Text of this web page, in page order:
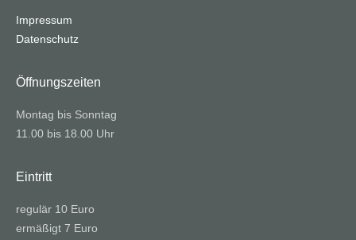
Impressum
Datenschutz
Öffnungszeiten
Montag bis Sonntag
11.00 bis 18.00 Uhr
Eintritt
regulär 10 Euro
ermäßigt 7 Euro